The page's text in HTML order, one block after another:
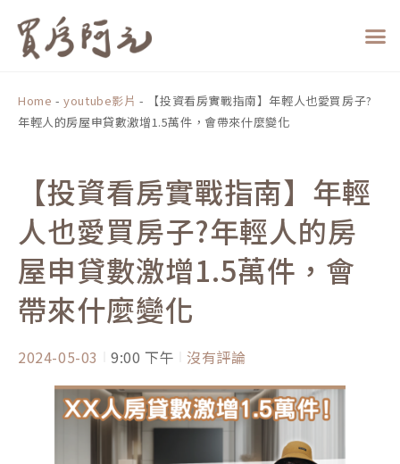
Home -youtube影片 -
【投資看房實戰指南】年輕人也愛買房子?
年輕人的房屋申貸數激增1.5萬件，會帶來什麼變化
【投資看房實戰指南】年輕
人也愛買房子?年輕人的房
屋申貸數激增1.5萬件，會
帶來什麼變化
2024-05-03 9:00 下午 沒有評論